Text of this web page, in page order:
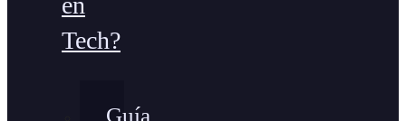
Tech?
Guía